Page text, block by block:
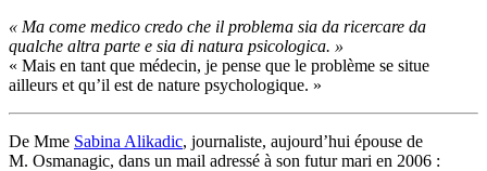
« Ma come medico credo che il problema sia da ricercare da
qualche altra parte e sia di natura psicologica. »
« Mais en tant que médecin, je pense que le problème se situe
ailleurs et qu’il est de nature psychologique. »
De Mme Sabina Alikadic, journaliste, aujourd’hui épouse de
M. Osmanagic, dans un mail adressé à son futur mari en 2006 :